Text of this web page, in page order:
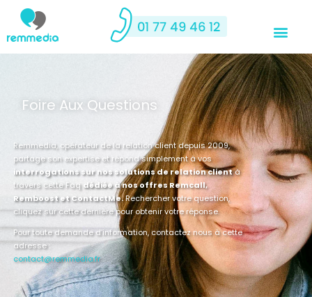
Foire Aux Questions
Remmedia, opérateur de la relation client depuis 2009,
partage son expertise et répond simplement à vos
interrogations sur nos solutions de relation clientà
travers cette Faqdédiée à nos offres Remcall,
Remboost et ContactMe.Rechercher votre question,
cliquez sur cette dernière pour obtenir votre réponse.
Pour toute demande d’information, contactez nous à cette
adresse :
contact@remmedia.fr